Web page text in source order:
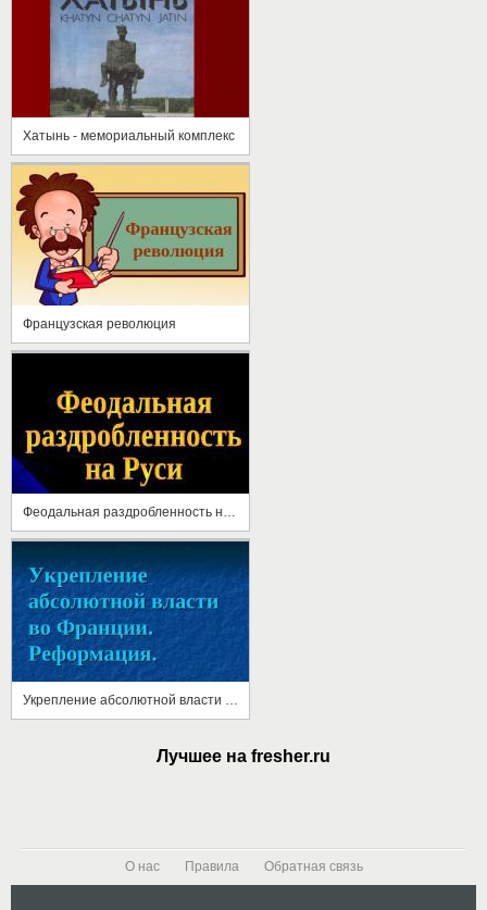
Хатынь - мемориальный комплекс
Французская революция
Лучшее на fresher.ru
О нас Правила Обратная связь